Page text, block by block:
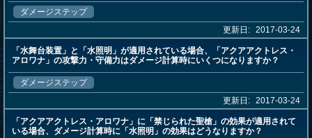
ダメージステップ
更新日: 2017-03-24
「水舞台装置」と「水照明」が適用されている場合、「アクアアクトレス・
アロワナ」の攻撃力・守備力はダメージ計算時にいくつになりますか？
ダメージステップ
更新日: 2017-03-24
「アクアアクトレス・アロワナ」に「禁じられた聖槍」の効果が適用されて
いる場合、ダメージ計算時に「水照明」の効果はどうなりますか？